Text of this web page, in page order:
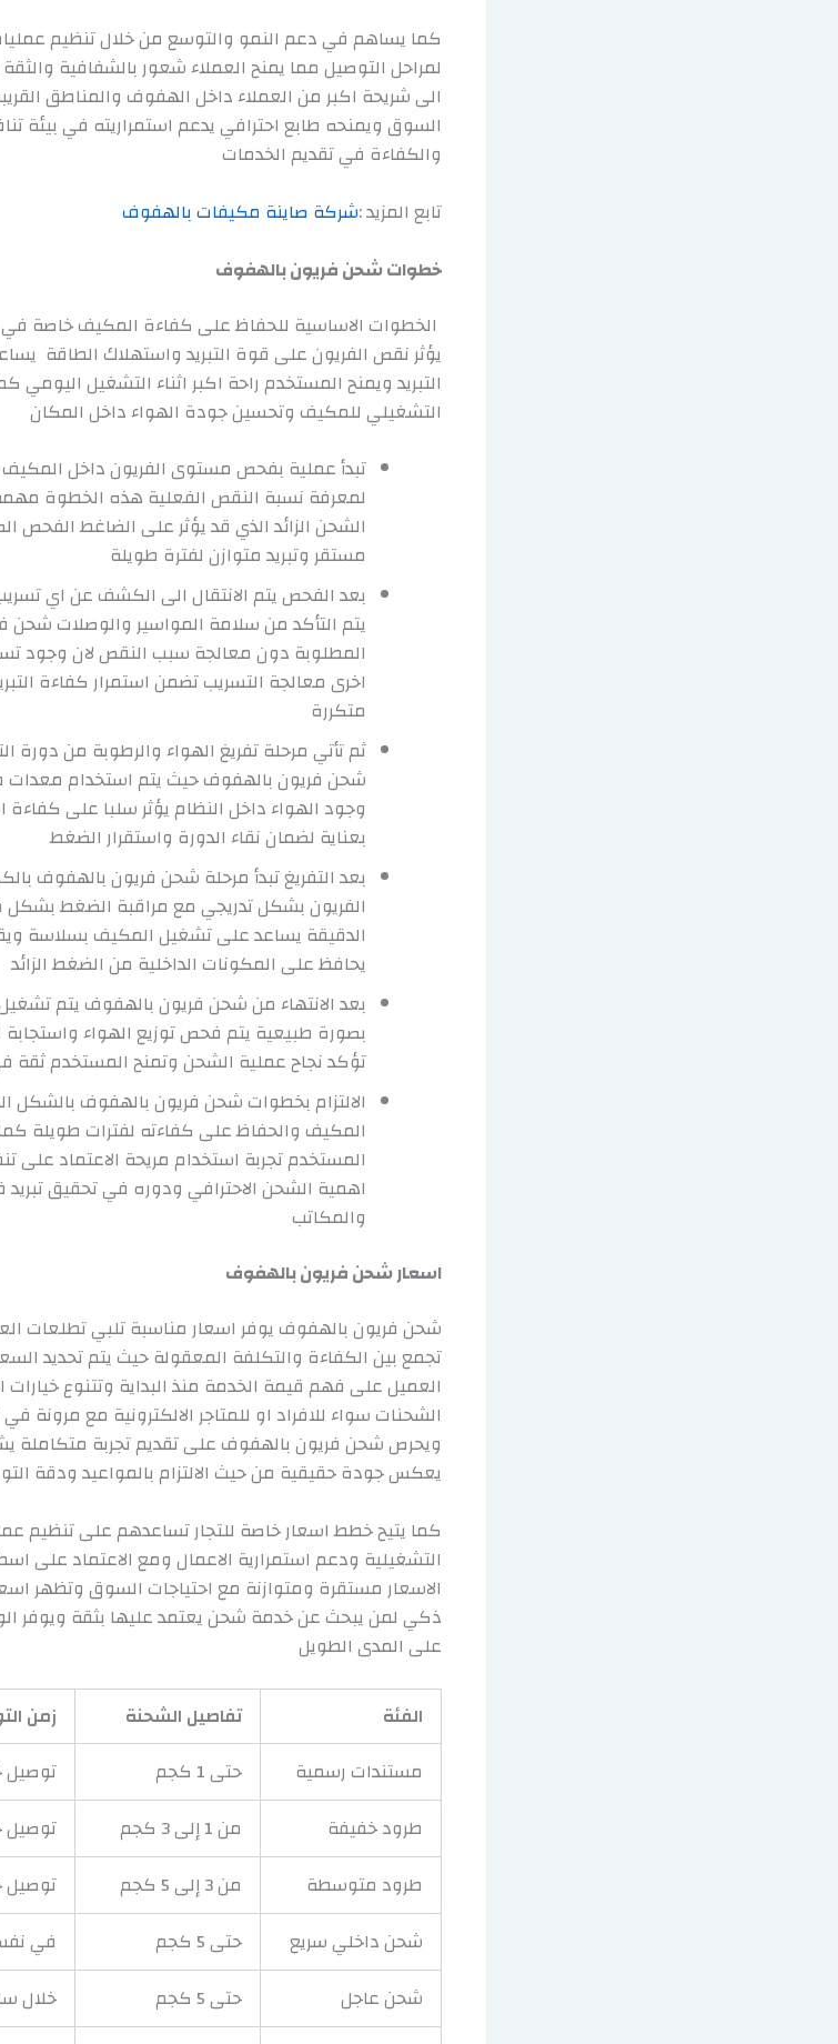
كما يساهم في دعم النمو والتوسع من خلال تنظيم
لمراحل التوصيل مما يمنح العملاء شعور بالشفافية
الى شريحة اكبر من العملاء داخل الهفوف والمناطق
السوق ويمنحه طابع احترافي يدعم استمراريته في بيئة
والكفاءة في تقديم الخدمات
تابع المزيد :شركة صاينة مكيفات بالهفوف
خطوات شحن فريون بالهفوف
الخطوات الاساسية للحفاظ على كفاءة المكيف خاصة في
يؤثر نقص الفريون على قوة التبريد واستهلاك الطاقة
التبريد ويمنح المستخدم راحة اكبر اثناء التشغيل
التشغيلي للمكيف وتحسين جودة الهواء داخل المكان
تبدأ عملية بفحص مستوى الفريون داخل
لمعرفة نسبة النقص الفعلية هذه الخطوة مهمة
الشحن الزائد الذي قد يؤثر على الضاغط الفحص
مستقر وتبريد متوازن لفترة طويلة
بعد الفحص يتم الانتقال الى الكشف عن اي
يتم التأكد من سلامة المواسير والوصلات شحن
المطلوبة دون معالجة سبب النقص لان وجود
اخرى معالجة التسريب تضمن استمرار كفاءة
متكررة
ثم تأتي مرحلة تفريغ الهواء والرطوبة من
شحن فريون بالهفوف حيث يتم استخدام
وجود الهواء داخل النظام يؤثر سلبا على كفاءة
بعناية لضمان نقاء الدورة واستقرار الضغط
بعد التفريغ تبدأ مرحلة شحن فريون بالهفوف
الفريون بشكل تدريجي مع مراقبة الضغط
الدقيقة يساعد على تشغيل المكيف بسلاسة
يحافظ على المكونات الداخلية من الضغط الزائد
بعد الانتهاء من شحن فريون بالهفوف يتم
بصورة طبيعية يتم فحص توزيع الهواء
تؤكد نجاح عملية الشحن وتمنح المستخدم ثقة
الالتزام بخطوات شحن فريون بالهفوف
المكيف والحفاظ على كفاءته لفترات طويلة
المستخدم تجربة استخدام مريحة الاعتماد
اهمية الشحن الاحترافي ودوره في تحقيق
والمكاتب
اسعار شحن فريون بالهفوف
شحن فريون بالهفوف يوفر اسعار مناسبة تلبي تطلعات
تجمع بين الكفاءة والتكلفة المعقولة حيث يتم تحديد
العميل على فهم قيمة الخدمة منذ البداية وتتنوع
الشحنات سواء للافراد او للمتاجر الالكترونية مع مرونة
ويحرص شحن فريون بالهفوف على تقديم تجربة متكاملة
يعكس جودة حقيقية من حيث الالتزام بالمواعيد ودقة
كما يتيح خطط اسعار خاصة للتجار تساعدهم على تنظيم
التشغيلية ودعم استمرارية الاعمال ومع الاعتماد على
الاسعار مستقرة ومتوازنة مع احتياجات السوق وتظهر
ذكي لمن يبحث عن خدمة شحن يعتمد عليها بثقة ويوفر
على المدى الطويل
الفئة تفاصيل الشحنة زمن
مستندات رسمية
حتى 1 كجم توصيل
طرود خفيفة
من 1 إلى 3 كجم توصيل
طرود متوسطة
من 3 إلى 5 كجم توصيل
شحن داخلي سريع
حتى 5 كجم في
شحن عاجل
حتى 5 كجم خلال